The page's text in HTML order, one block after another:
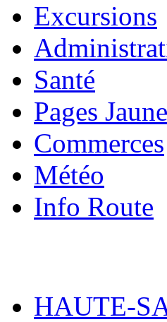
Excursions
Santé
Pages
Commerces
Météo
Info Route
HAUTE-